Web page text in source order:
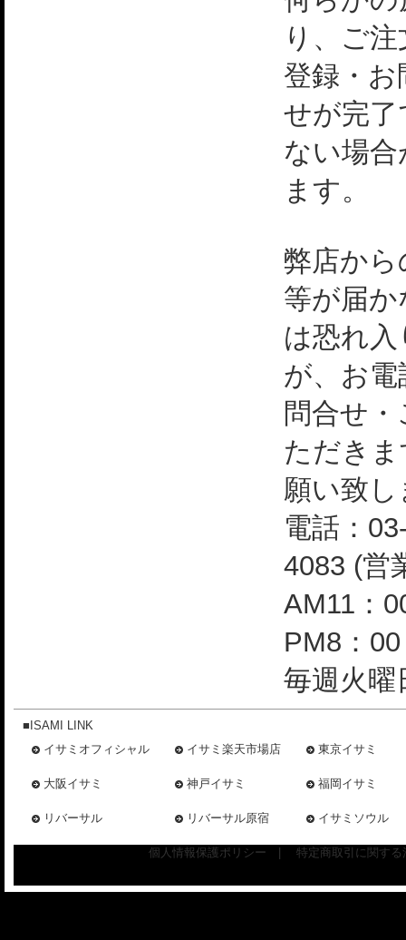
り、ご
登録・
せが完
ない場
ます。
弊店か
等が届
は恐れ
が、お
問合せ
ただき
願い致
電話：
4083 (営
AM11：
PM8：
毎週火曜
■ISAMI LINK
イサミオフィシャル
イサミ楽天市場店 東京イサミ
大阪イサミ 神戸イサミ 福岡イサミ
リバーサル リバーサル原宿 イサミソウル
個人情報保護ポリシー 特定商取引に関す